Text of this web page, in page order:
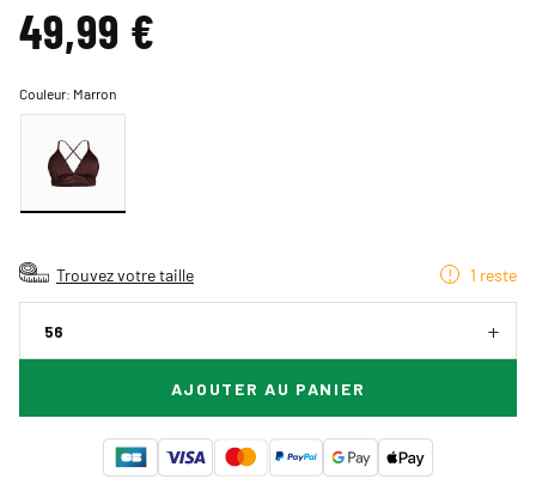
49,99 €
Couleur: Marron
Trouvez votre taille 1 reste
56
AJOUTER AU PANIER